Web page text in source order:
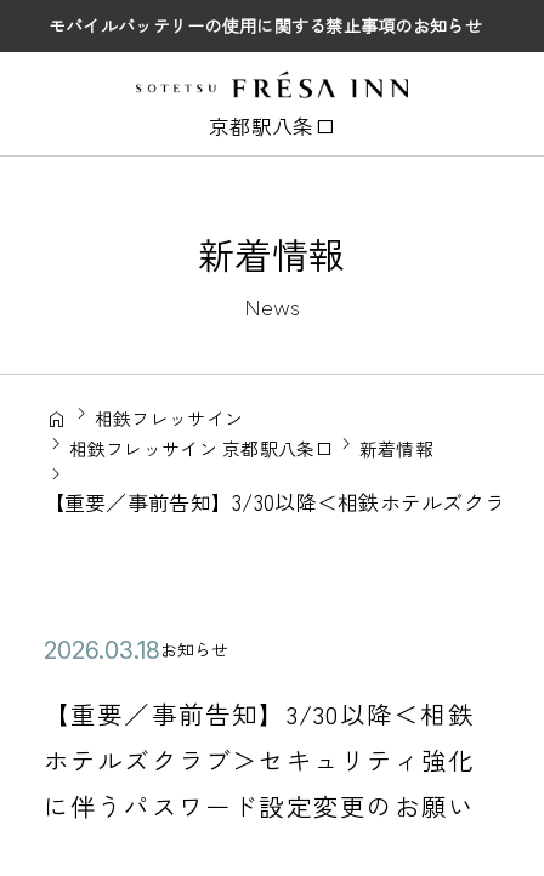
モバイルバッテリーの使用に関する禁止事項のお知らせ
京都駅八条口
新着情報
News
相鉄フレッサイン
相鉄フレッサイン 京都駅八条口
新着情報
【重要／事前告知】3/30以降＜相鉄ホテルズクラ
【重要／事前告知】3/30以降＜相鉄
ホテルズクラブ＞セキュリティ強化
に伴うパスワード設定変更のお願い
公
日
2
6
0
カ
テ
ゴ
リ
ー
お知らせ